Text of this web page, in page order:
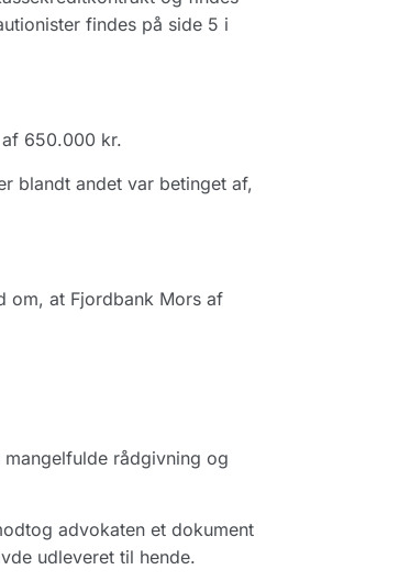
findes på side 5 i
650.000 kr.
blandt andet var betinget af,
om, at Fjordbank Mors af
rådgivning og
advokaten et dokument
udleveret til hende.